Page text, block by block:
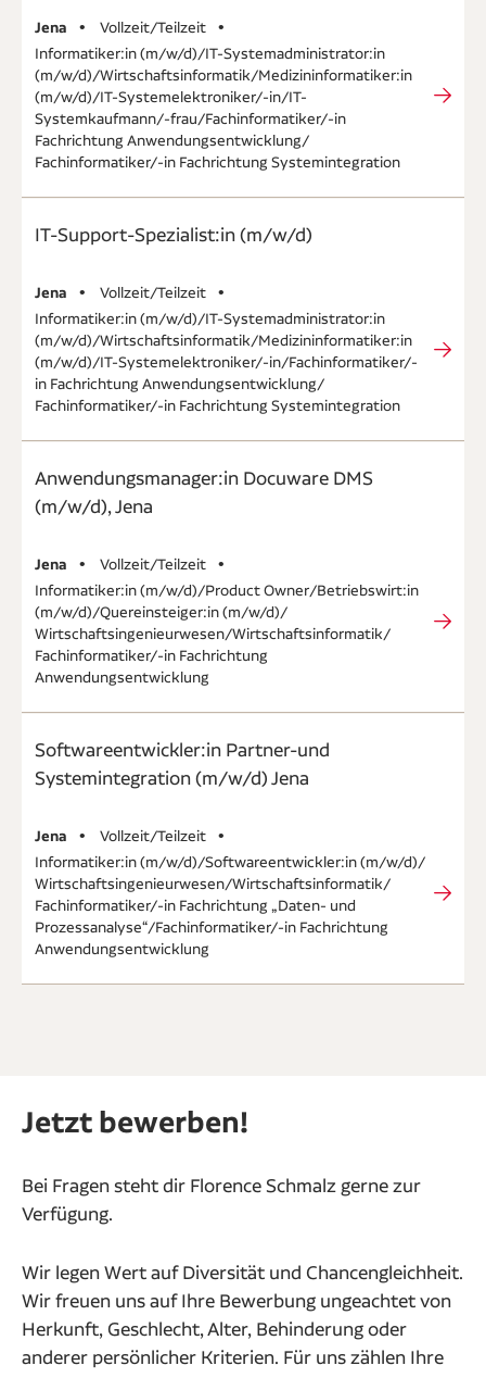
Jena
Vollzeit / Teilzeit
Informatiker:in (m/w/d) / IT-Systemadministrator:in
(m/w/d) / Wirtschaftsinformatik / Medizininformatiker:in
(m/w/d) / IT-Systemelektroniker/-in / IT-
Systemkaufmann/-frau / Fachinformatiker/-in
Fachrichtung Anwendungsentwicklung /
Fachinformatiker/-in Fachrichtung Systemintegration
IT-Support-Spezialist:in (m/w/d)
Jena
Vollzeit / Teilzeit
Informatiker:in (m/w/d) / IT-Systemadministrator:in
(m/w/d) / Wirtschaftsinformatik / Medizininformatiker:in
(m/w/d) / IT-Systemelektroniker/-in / Fachinformatiker/-
in Fachrichtung Anwendungsentwicklung /
Fachinformatiker/-in Fachrichtung Systemintegration
Anwendungsmanager:in Docuware DMS
(m/w/d), Jena
Jena
Vollzeit / Teilzeit
Informatiker:in (m/w/d) / Product Owner / Betriebswirt:in
(m/w/d) / Quereinsteiger:in (m/w/d) /
Wirtschaftsingenieurwesen / Wirtschaftsinformatik /
Fachinformatiker/-in Fachrichtung
Anwendungsentwicklung
Softwareentwickler:in Partner-und
Systemintegration (m/w/d) Jena
Jena
Vollzeit / Teilzeit
Informatiker:in (m/w/d) / Softwareentwickler:in (m/w/d) /
Wirtschaftsingenieurwesen / Wirtschaftsinformatik /
Fachinformatiker/-in Fachrichtung „Daten- und
Prozessanalyse“ / Fachinformatiker/-in Fachrichtung
Anwendungsentwicklung
Jetzt bewerben!
Bei Fragen steht dir Florence Schmalz gerne zur
Verfügung.
Wir legen Wert auf Diversität und Chancengleichheit.
Wir freuen uns auf Ihre Bewerbung ungeachtet von
Herkunft, Geschlecht, Alter, Behinderung oder
anderer persönlicher Kriterien. Für uns zählen Ihre